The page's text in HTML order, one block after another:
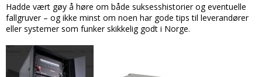
Hadde vært gøy å høre om både suksesshistorier og eventuelle
fallgruver – og ikke minst om noen har gode tips til leverandører
eller systemer som funker skikkelig godt i Norge.